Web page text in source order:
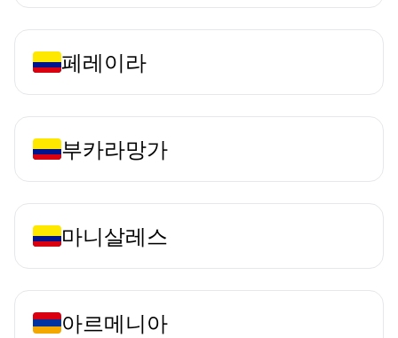
페레이라
부카라망가
마니살레스
아르메니아